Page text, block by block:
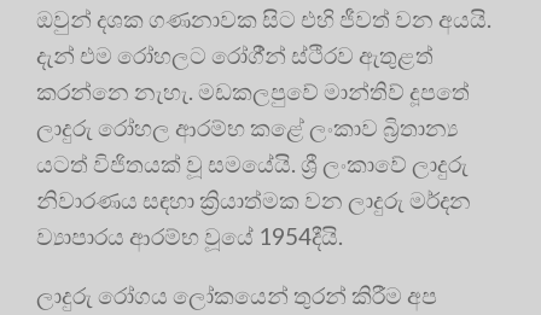
ඔවුන් දශක ගණනාවක සිට එහි ජීවත් වන අයයි.
දැන් එම රෝහලට රෝගී්න් ස්ථිරව ඇතුළත්
කරන්නෙ නැහැ. මඩකලපුවේ මාන්තිව් දූපතේ
ලාදුරු රෝහල ආරම්භ කළේ ලංකාව බ්‍රිතාන්‍ය
යටත් විජිතයක් වූ සමයේයි. ශ්‍රී ලංකාවේ ලාදුරු
නිවාරණය සඳහා ක්‍රියාත්මක වන ලාදුරු මර්දන
ව්‍යාපාරය ආරම්භ වූයේ 1954දීයි.
ලාදුරු රෝගය ලෝකයෙන් තුරන් කිරීම අප